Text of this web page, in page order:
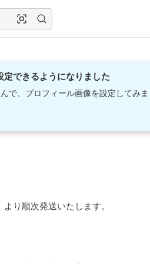
定できるようになりました
で、プロフィール画像を設定してみ
り順次発送いたします。